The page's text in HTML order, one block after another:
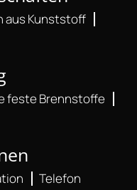
aus Kunststoff
feste Brennstoffe
Telefon